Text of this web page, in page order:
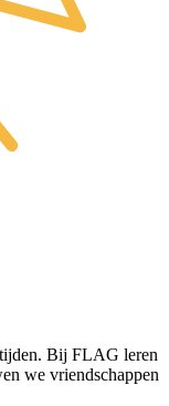
Bij FLAG leren
we vriendschappen